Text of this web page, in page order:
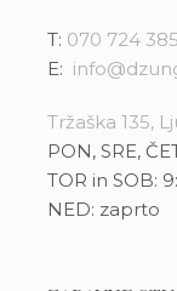
T: 070 724 385
E:
Tržaška 135,
PON, SRE,
TOR in SOB:
NED: zaprto